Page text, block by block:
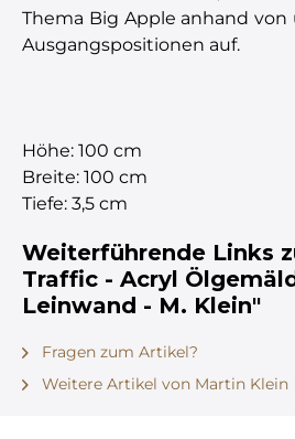
Thema Big Apple anhand
Ausgangspositionen auf.
Höhe: 100 cm
Breite: 100 cm
Tiefe: 3,5 cm
Weiterführende Links
Traffic - Acryl
Leinwand - M. Klein"
Fragen zum Artikel?
Weitere Artikel von Martin Klein